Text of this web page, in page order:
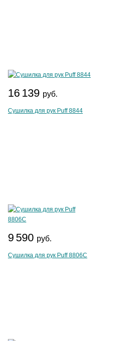
16 139 руб.
Сушилка для рук Puff 8844
9 590 руб.
Сушилка для рук Puff 8806C